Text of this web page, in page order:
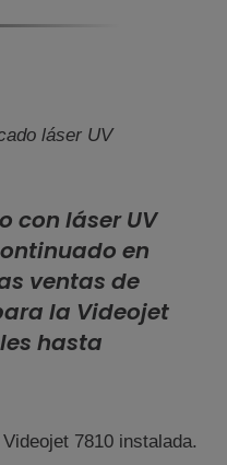
láser UV
con láser UV
en
ventas de
la Videojet
hasta
7810 instalada.